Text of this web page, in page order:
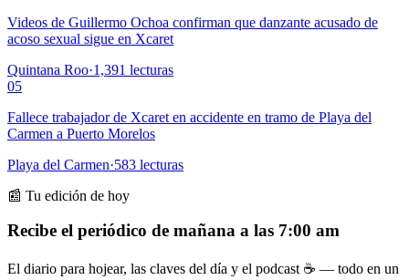
Videos de Guillermo Ochoa confirman que danzante acusado de
acoso sexual sigue en Xcaret
Quintana Roo·1,391 lecturas
05
Fallece trabajador de Xcaret en accidente en tramo de Playa del
Carmen a Puerto Morelos
Playa del Carmen·583 lecturas
📰 Tu edición de hoy
Recibe el periódico de mañana a las 7:00 am
El diario para hojear, las claves del día y el podcast ☕ — todo en un